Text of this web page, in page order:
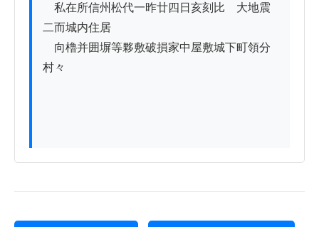
私在所信州松代一昨廿四日亥刻比ゟ大地震
二而城内住居
向櫓并囲塀等夥敷破損家中屋敷城下町領分
村々